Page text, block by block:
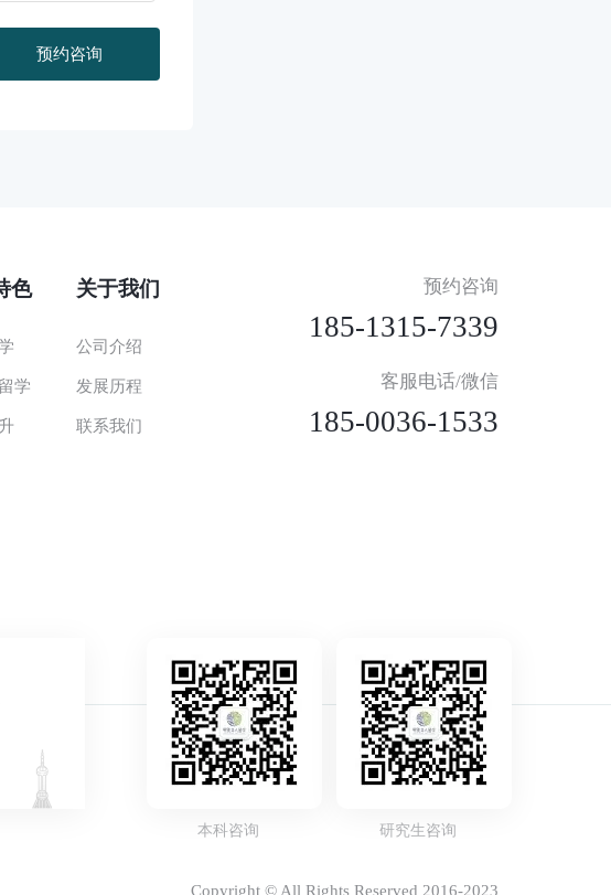
预约咨询
色
学
关于我们
公司介绍
发展历程
联系我们
预约咨询
185-1315-7339
客服电话/微信
185-0036-1533
Copyright © All Rights Reserved 2016-2023
本科咨询 研究生咨询